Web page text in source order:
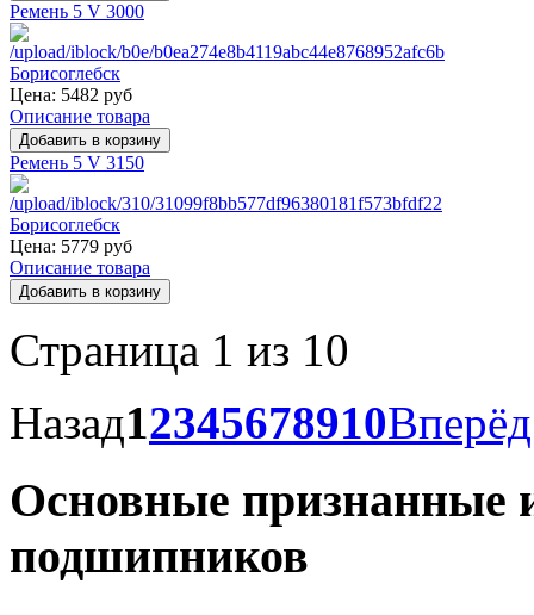
Ремень 5 V 3000
Цена: 5482 руб
Описание товара
Ремень 5 V 3150
Цена: 5779 руб
Описание товара
Страница 1 из 10
Назад12345678910Вперёд
Основные признанные
подшипников